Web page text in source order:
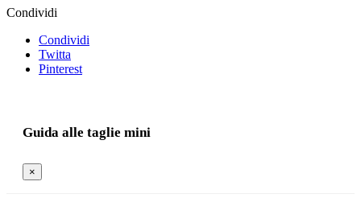
Condividi
Condividi
Twitta
Pinterest
Guida alle taglie mini
×